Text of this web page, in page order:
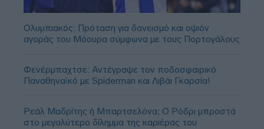
Ολυμπιακός: Πρόταση για δανεισμό και οψιόν
αγοράς του Μόουρα σύμφωνα με τους Πορτογάλους
Φενέρμπαχτσε: Αντέγραψε τον ποδοσφαιρικό
Παναθηναϊκό με Spiderman και Λιβάι Γκαρσία!
Ρεάλ Μαδρίτης ή Μπαρτσελόνα; Ο Ρόδρι μπροστά
στο μεγαλύτερο δίλημμα της καριέρας του